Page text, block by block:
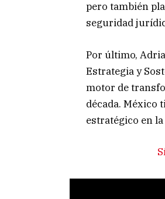
pero también
seguridad
Por último,
Estrategia y
motor de
década. México
estratégico en